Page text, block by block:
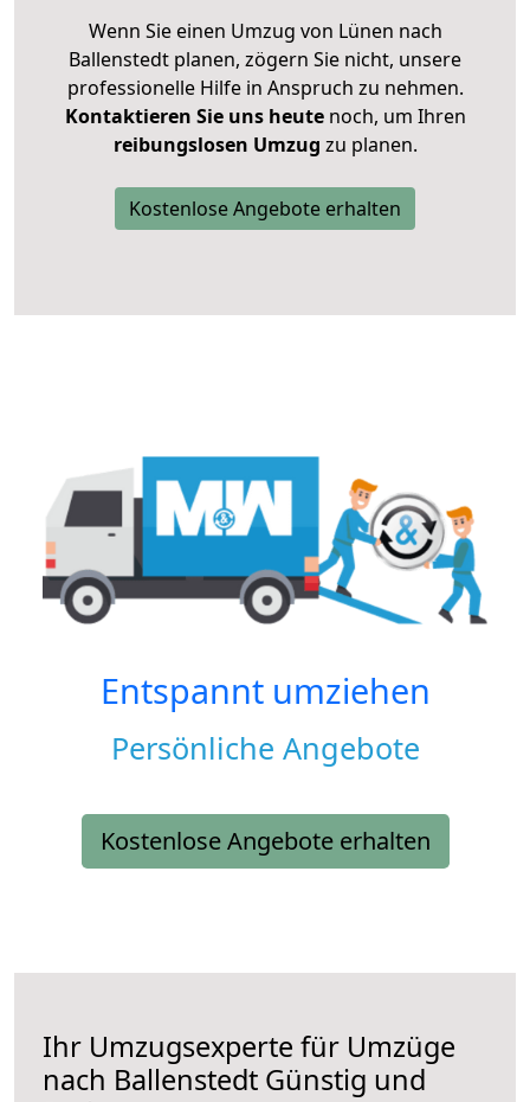
Wenn Sie einen Umzug von Lünen nach
Ballenstedt planen, zögern Sie nicht, unsere
professionelle Hilfe in Anspruch zu nehmen.
Kontaktieren Sie uns heutenoch, um Ihren
reibungslosen Umzug zu planen.
Kostenlose Angebote erhalten
Entspannt umziehen
Persönliche Angebote
Kostenlose Angebote erhalten
Ihr Umzugsexperte für Umzüge
nach Ballenstedt Günstig und